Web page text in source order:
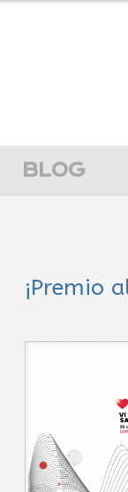
PRESENTACIÓN
ACTIVIDADES
BLOG
¡Premio